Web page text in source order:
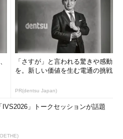
「さすが」と言われる驚きや感動
を。新しい価値を生む電通の挑戦
PR(dentsu Japan)
IVS2026」トークセッションが話題